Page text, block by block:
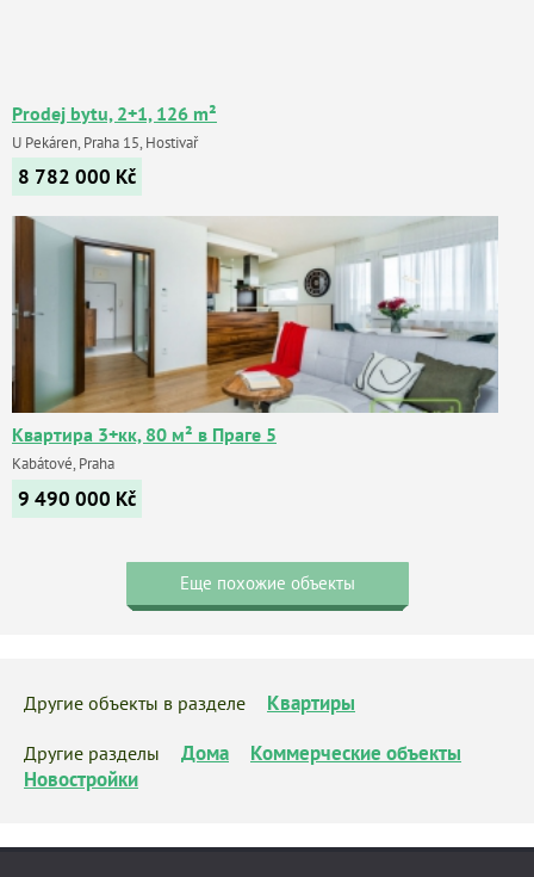
Prodej bytu, 2+1, 126 m²
U Pekáren, Praha 15, Hostivař
8 782 000 Kč
Квартира 3+кк, 80 м² в Праге 5
Kabátové, Praha
9 490 000 Kč
Еще похожие объекты
Другие объекты в разделе Квартиры
Другие разделы Дома
Коммерческие объекты
Новостройки